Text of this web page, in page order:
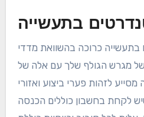
בתעשייה
כרוכה בהשוואת מדדי
של מגרש הגולף שלך עם אלה של
לזהות פערי ביצוע ואזורי
לקחת בחשבון כוללים הכנסה